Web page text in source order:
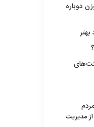
دوباره
مدیریت